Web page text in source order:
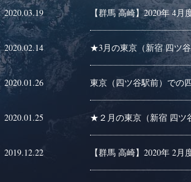
2020.03.19 【群馬 高崎】2020年 4月
2020.02.14 ★3月の東京（新宿 四ツ
2020.01.26 東京（四ツ谷駅前）での
2020.01.25 ★２月の東京（新宿 四ツ
2019.12.22 【群馬 高崎】2020年 2